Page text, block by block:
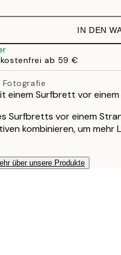
IN DEN
ab 59 €
einem Surfbrett vor
Surfbretts vor einem
kombinieren, um mehr
über unsere Produkte